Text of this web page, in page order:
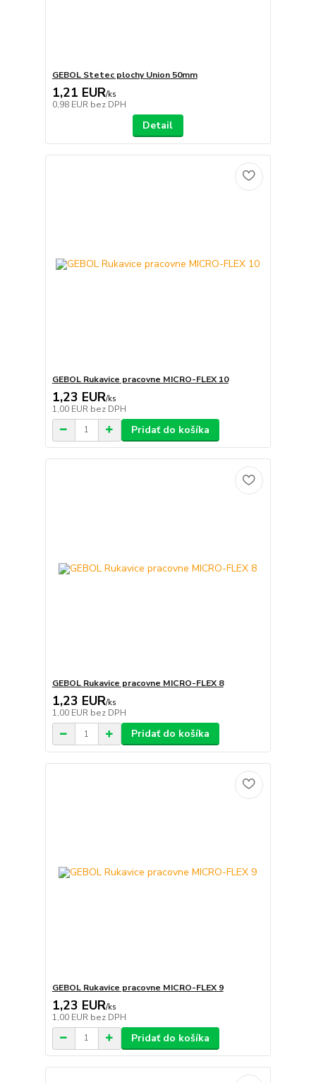
GEBOL Stetec plochy Union 50mm
1,21 EUR/ks
0,98 EUR bez DPH
Detail
GEBOL Rukavice pracovne MICRO-FLEX 10
1,23 EUR/ks
1,00 EUR bez DPH
Pridať do košíka
GEBOL Rukavice pracovne MICRO-FLEX 8
1,23 EUR/ks
1,00 EUR bez DPH
Pridať do košíka
GEBOL Rukavice pracovne MICRO-FLEX 9
1,23 EUR/ks
1,00 EUR bez DPH
Pridať do košíka